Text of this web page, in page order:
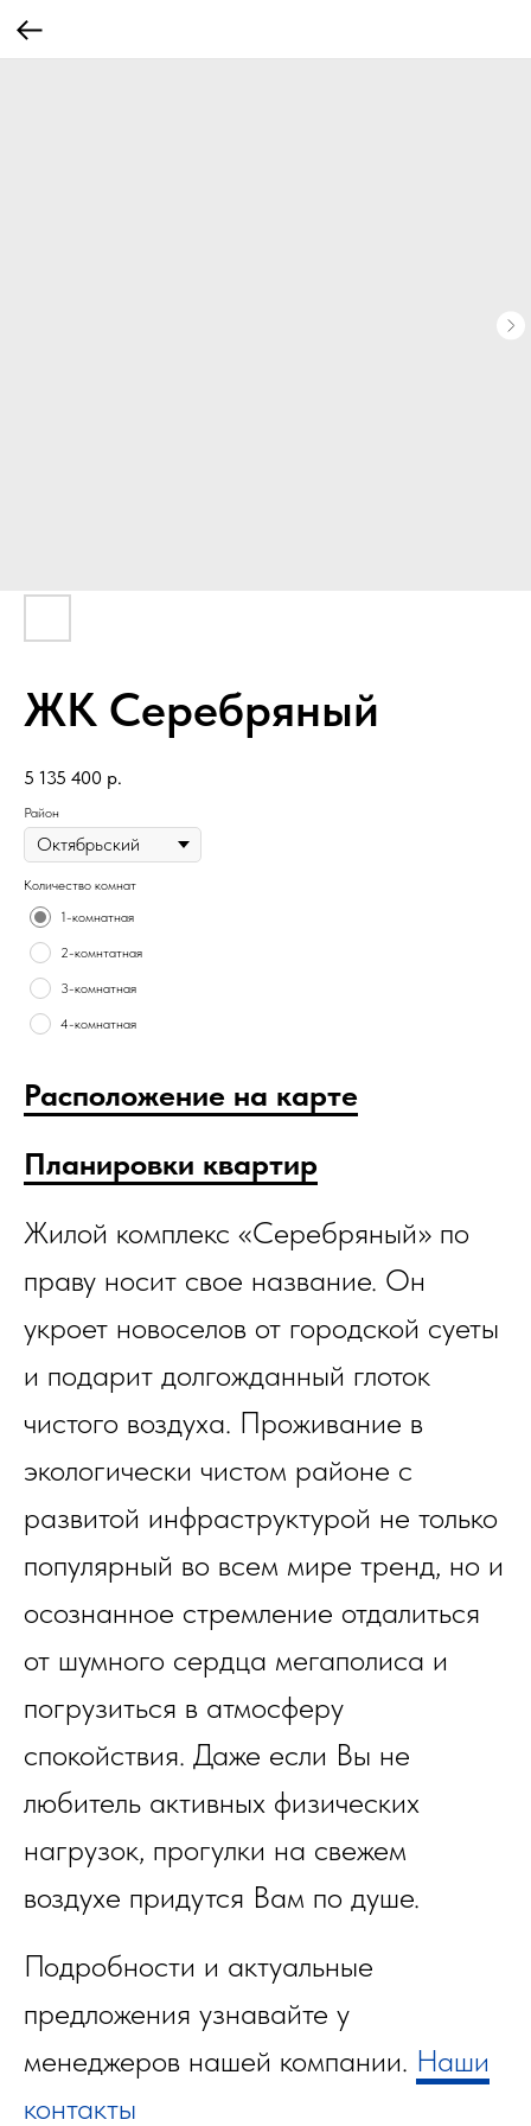
ЖК Серебряный
5 135 400 р.
Район
Количество комнат
1-комнатная
2-комнтатная
3-комнатная
4-комнатная
Расположение на карте
Планировки квартир
Жилой комплекс «Серебряный» по
праву носит свое название. Он
укроет новоселов от городской суеты
и подарит долгожданный глоток
чистого воздуха. Проживание в
экологически чистом районе с
развитой инфраструктурой не только
популярный во всем мире тренд, но и
осознанное стремление отдалиться
от шумного сердца мегаполиса и
погрузиться в атмосферу
спокойствия. Даже если Вы не
любитель активных физических
нагрузок, прогулки на свежем
воздухе придутся Вам по душе.
Подробности и актуальные
предложения узнавайте у
менеджеров нашей компании. Наши
контакты